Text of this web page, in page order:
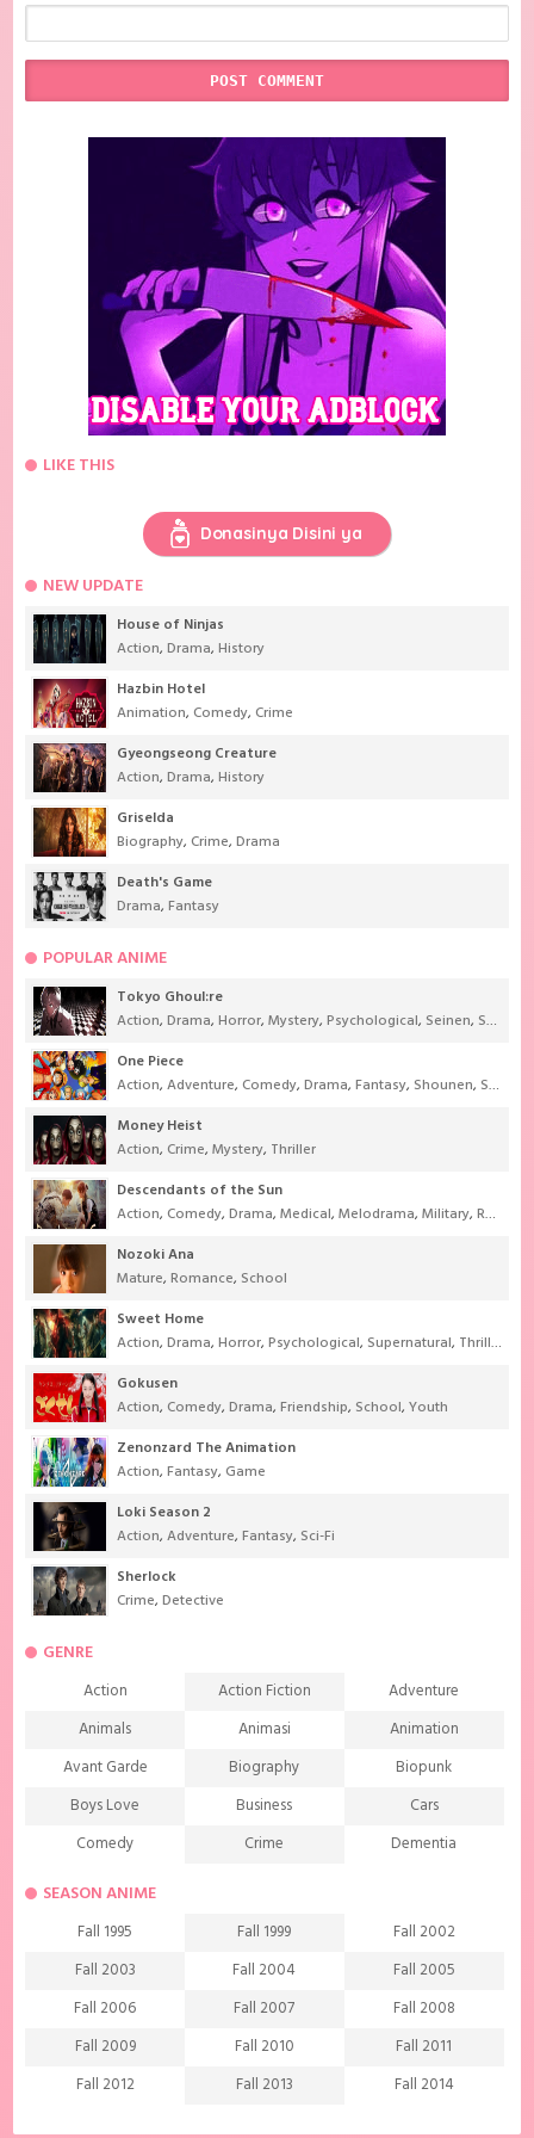
LIKE THIS
Donasinya Disini ya
NEW UPDATE
House of Ninjas
Action,Drama,History
Hazbin Hotel
Animation, Comedy, Crime
Gyeongseong Creature
Action,Drama,History
Griselda
Biography, Crime,Drama
Death's Game
Drama,Fantasy
POPULAR ANIME
Tokyo Ghoul:re
Action,Drama,Horror,Mystery,Psychological, Seinen, Supernatural
One Piece
Action,Adventure, Comedy,Drama,Fantasy, Shounen, Super Power
Money Heist
Action, Crime,Mystery, Thriller
Descendants of the Sun
Action, Comedy,Drama,Medical,Melodrama,Military,Romance
Nozoki Ana
Mature,Romance, School
Sweet Home
Action,Drama,Horror,Psychological, Supernatural, Thriller
Gokusen
Action, Comedy,Drama,Friendship, School,Youth
Zenonzard The Animation
Action,Fantasy, Game
Loki Season 2
Action,Adventure,Fantasy, Sci-Fi
Sherlock
Crime,Detective
GENRE
Action Action Fiction
Adventure
Animals
Animasi
Animation
Avant Garde
Biography
Biopunk
Boys Love
Business
Cars
Comedy
Crime
Dementia
Demons
Drama
Ecchi
Extreme sports
Family
Fantasy
Food
Friendship
Game
Gourmet
Harem
Historical
History
Horror
Investigation
Josei
SEASON ANIME
Fall 1995 Fall 1999
Fall 2002
Fall 2003
Fall 2004
Fall 2005
Fall 2006
Fall 2007
Fall 2008
Fall 2009
Fall 2010
Fall 2011
Fall 2012
Fall 2013
Fall 2014